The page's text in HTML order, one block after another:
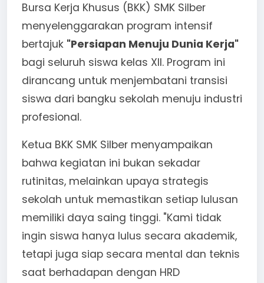
Bursa Kerja Khusus (BKK) SMK Silber
menyelenggarakan program intensif
bertajuk "Persiapan Menuju Dunia Kerja"
bagi seluruh siswa kelas XII. Program ini
dirancang untuk menjembatani transisi
siswa dari bangku sekolah menuju industri
profesional.
Ketua BKK SMK Silber menyampaikan
bahwa kegiatan ini bukan sekadar
rutinitas, melainkan upaya strategis
sekolah untuk memastikan setiap lulusan
memiliki daya saing tinggi. "Kami tidak
ingin siswa hanya lulus secara akademik,
tetapi juga siap secara mental dan teknis
saat berhadapan dengan HRD